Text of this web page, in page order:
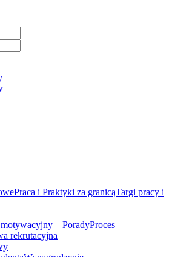
Praca i Praktyki za granicąTargi pracy i
– PoradyProces
rekrutacyjna